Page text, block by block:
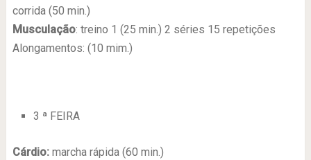
corrida (50 min.)
Musculação: treino 1 (25 min.) 2 séries 15 repetições
Alongamentos: (10 mim.)
3 ª FEIRA
Cárdio:marcha rápida (60 min.)